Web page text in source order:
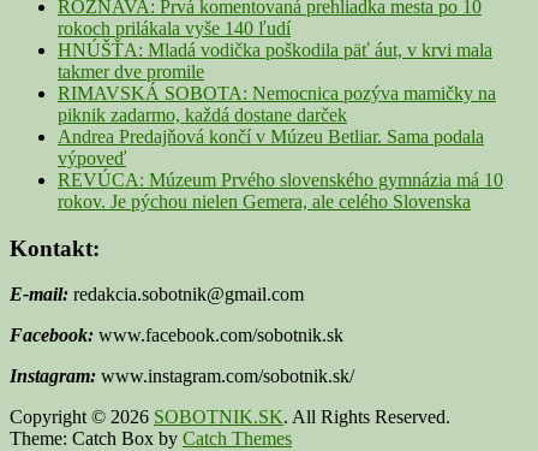
ROŽŇAVA: Prvá komentovaná prehliadka mesta po 10
rokoch prilákala vyše 140 ľudí
HNÚŠŤA: Mladá vodička poškodila päť áut, v krvi mala
takmer dve promile
RIMAVSKÁ SOBOTA: Nemocnica pozýva mamičky na
piknik zadarmo, každá dostane darček
Andrea Predajňová končí v Múzeu Betliar. Sama podala
výpoveď
REVÚCA: Múzeum Prvého slovenského gymnázia má 10
rokov. Je pýchou nielen Gemera, ale celého Slovenska
Kontakt:
E-mail: redakcia.sobotnik@gmail.com
Facebook: www.facebook.com/sobotnik.sk
Instagram: www.instagram.com/sobotnik.sk/
Copyright © 2026 SOBOTNIK.SK. All Rights Reserved.
Theme: Catch Box by Catch Themes